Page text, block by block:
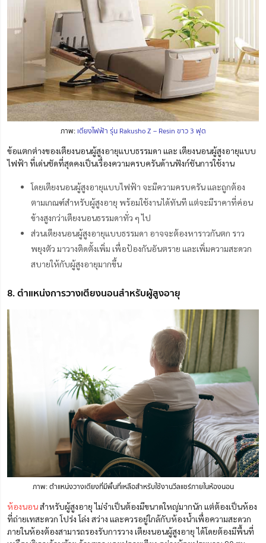
ภาพ: เตียงไฟฟ้า รุ่น Rakusho Z – Resin ขาว 3 ฟุต
ข้อแตกต่างของเตียงนอนผู้สูงอายุแบบธรรมดา และ เตียงนอนผู้สูงอายุแบบ
ไฟฟ้า ที่เด่นชัดที่สุดคงเป็นเรื่องความครบครันด้านฟังก์ชันการใช้งาน
โดยเตียงนอนผู้สูงอายุแบบไฟฟ้า จะมีความครบครัน และถูกต้อง
ตามเกณฑ์สำหรับผู้สูงอายุ พร้อมใช้งานได้ทันที แต่จะมีราคาที่ค่อน
ข้างสูงกว่าเตียงนอนธรรมดาทั่ว ๆ ไป
ส่วนเตียงนอนผู้สูงอายุแบบธรรมดา อาจจะต้องหาราวกันตก ราว
พยุงตัว มาวางติดตั้งเพิ่ม เพื่อป้องกันอันตราย และเพิ่มความสะดวก
สบายให้กับผู้สูงอายุมากขึ้น
8. ตำแหน่งการวางเตียงนอนสำหรับผู้สูงอายุ
ภาพ: ตำแหน่งวางเตียงที่มีพื้นที่เหลือสำหรับใช้งานวีลแชร์ภายในห้องนอน
ห้องนอนสำหรับผู้สูงอายุ ไม่จำเป็นต้องมีขนาดใหญ่มากนัก แต่ต้องเป็นห้อง
ที่ถ่ายเทสะดวก โปร่ง โล่ง สว่าง และควรอยู่ใกล้กับห้องน้ำเพื่อความสะดวก
ภายในห้องต้องสามารถรองรับการวาง เตียงนอนผู้สูงอายุ ได้โดยต้องมีพื้นที่